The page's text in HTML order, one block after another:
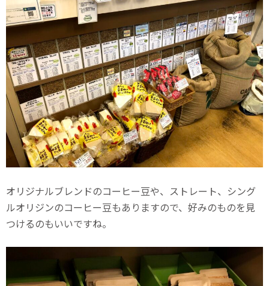
オリジナルブレンドのコーヒー豆や、ストレート、シング
ルオリジンのコーヒー豆もありますので、好みのものを見
つけるのもいいですね。